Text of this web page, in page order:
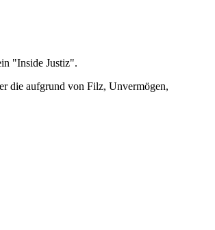
"Inside Justiz".
die aufgrund von Filz, Unvermögen,